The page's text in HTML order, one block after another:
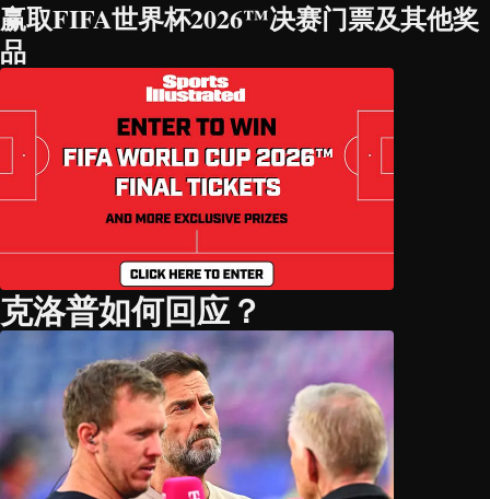
赢取FIFA世界杯2026™决赛门票及其他奖
品
克洛普如何回应？